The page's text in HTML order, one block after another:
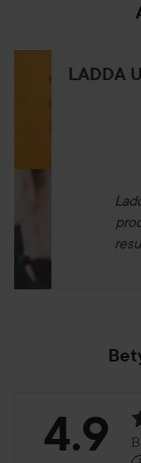
LADDA
4.9